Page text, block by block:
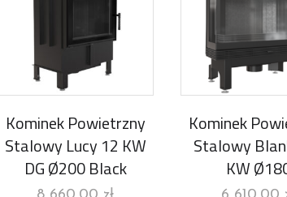
Kominek Powietrzny
Stalowy Lucy 12 KW
DG Ø200 Black
Kominek
Stalowy
KW